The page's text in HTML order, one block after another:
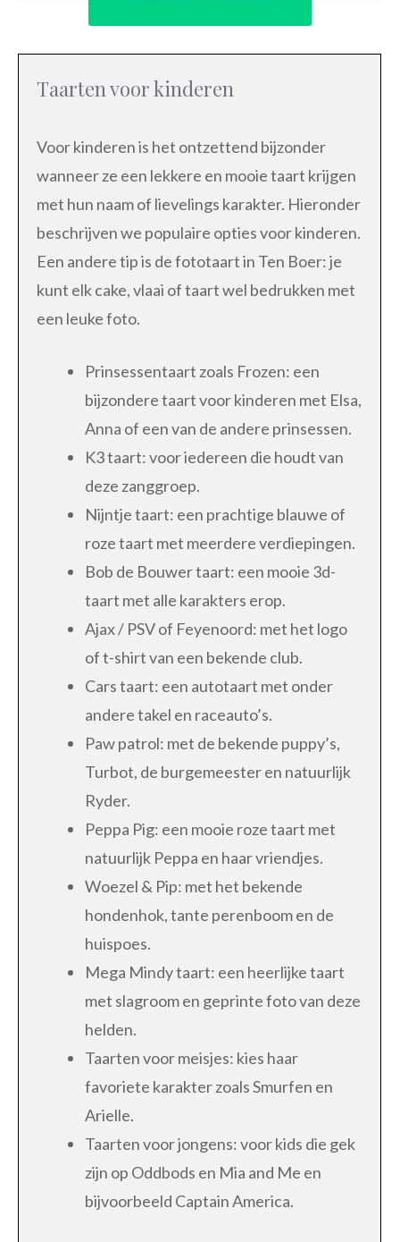
Taarten voor kinderen
Voor kinderen is het ontzettend bijzonder
wanneer ze een lekkere en mooie taart krijgen
met hun naam of lievelings karakter. Hieronder
beschrijven we populaire opties voor kinderen.
Een andere tip is de fototaart in Ten Boer: je
kunt elk cake, vlaai of taart wel bedrukken met
een leuke foto.
Prinsessentaart zoals Frozen: een
bijzondere taart voor kinderen met Elsa,
Anna of een van de andere prinsessen.
K3 taart: voor iedereen die houdt van
deze zanggroep.
Nijntje taart: een prachtige blauwe of
roze taart met meerdere verdiepingen.
Bob de Bouwer taart: een mooie 3d-
taart met alle karakters erop.
Ajax / PSV of Feyenoord: met het logo
of t-shirt van een bekende club.
Cars taart: een autotaart met onder
andere takel en raceauto’s.
Paw patrol: met de bekende puppy’s,
Turbot, de burgemeester en natuurlijk
Ryder.
Peppa Pig: een mooie roze taart met
natuurlijk Peppa en haar vriendjes.
Woezel & Pip: met het bekende
hondenhok, tante perenboom en de
huispoes.
Mega Mindy taart: een heerlijke taart
met slagroom en geprinte foto van deze
helden.
Taarten voor meisjes: kies haar
favoriete karakter zoals Smurfen en
Arielle.
Taarten voor jongens: voor kids die gek
zijn op Oddbods en Mia and Me en
bijvoorbeeld Captain America.